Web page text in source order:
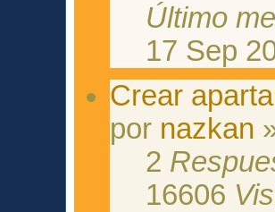
Último
17 Sep
Crear
por nazkan
2
16606